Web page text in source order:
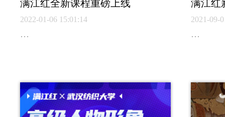
满江红全新课程重磅上线
2022-01-06 15:01:14
…
满江红
2021-09-
…